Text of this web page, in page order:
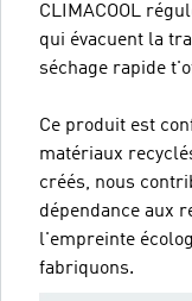
CLIMACOOL
qui évacuent la
séchage rapide
Ce produit est
matériaux
créés, nous
dépendance aux
l'empreinte
fabriquons.